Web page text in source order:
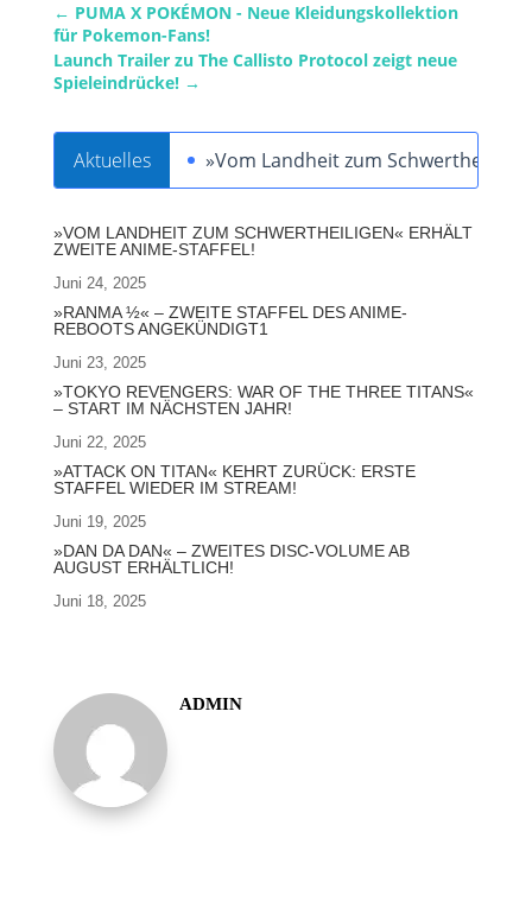
← PUMA X POKÉMON - Neue Kleidungskollektion
für Pokemon-Fans!
Launch Trailer zu The Callisto Protocol zeigt neue
Spieleindrücke!→
Aktuelles »Vom Landheit zum
»VOM LANDHEIT ZUM SCHWERTHEILIGEN« ERHÄLT
ZWEITE ANIME-STAFFEL!
Juni 24, 2025
»RANMA ½« – ZWEITE STAFFEL DES ANIME-
REBOOTS ANGEKÜNDIGT1
Juni 23, 2025
»TOKYO REVENGERS: WAR OF THE THREE TITANS«
– START IM NÄCHSTEN JAHR!
Juni 22, 2025
»ATTACK ON TITAN« KEHRT ZURÜCK: ERSTE
STAFFEL WIEDER IM STREAM!
Juni 19, 2025
»DAN DA DAN« – ZWEITES DISC-VOLUME AB
AUGUST ERHÄLTLICH!
Juni 18, 2025
ADMIN